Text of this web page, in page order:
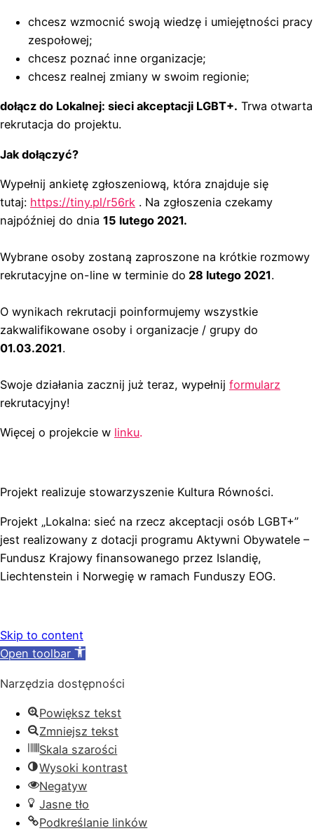
chcesz wzmocnić swoją wiedzę i umiejętności pracy
zespołowej;
chcesz poznać inne organizacje;
chcesz realnej zmiany w swoim regionie;
dołącz do Lokalnej: sieci akceptacji LGBT+. Trwa otwarta
rekrutacja do projektu.
Jak dołączyć?
Wypełnij ankietę zgłoszeniową, która znajduje się
tutaj: https://tiny.pl/r56rk . Na zgłoszenia czekamy
najpóźniej do dnia 15 lutego 2021.
Wybrane osoby zostaną zaproszone na krótkie rozmowy
rekrutacyjne on-line w terminie do 28 lutego 2021.
O wynikach rekrutacji poinformujemy wszystkie
zakwalifikowane osoby i organizacje / grupy do
01.03.2021.
Swoje działania zacznij już teraz, wypełnij formularz
rekrutacyjny!
Więcej o projekcie w linku.
Projekt realizuje stowarzyszenie Kultura Równości.
Projekt „Lokalna: sieć na rzecz akceptacji osób LGBT+”
jest realizowany z dotacji programu Aktywni Obywatele –
Fundusz Krajowy finansowanego przez Islandię,
Liechtenstein i Norwegię w ramach Funduszy EOG.
Skip to content
Open toolbar
Narzędzia dostępności
Powiększ tekst
Zmniejsz tekst
Skala szarości
Wysoki kontrast
Negatyw
Jasne tło
Podkreślanie linków